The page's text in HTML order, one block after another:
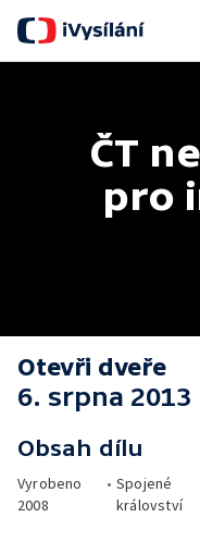
ČT
pro
Otevři dveře
6. srpna 2013
Obsah dílu
Vyrobeno
2008
• Spojené
království